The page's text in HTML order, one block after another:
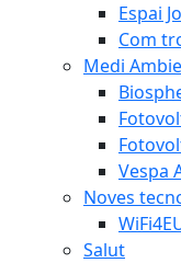
Espai
Com
Medi
Vespa
Noves
Salut